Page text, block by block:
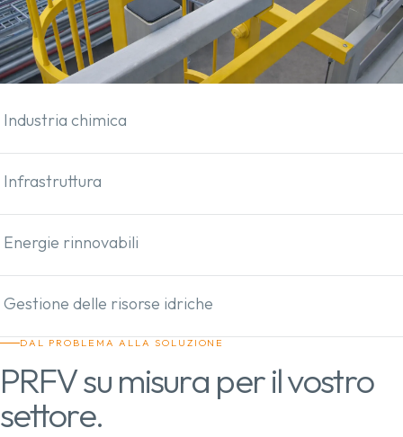
Industria chimica
Infrastruttura
Energie rinnovabili
Gestione delle risorse idriche
DAL PROBLEMA ALLA SOLUZIONE
PRFV su misura per il vostro
settore.